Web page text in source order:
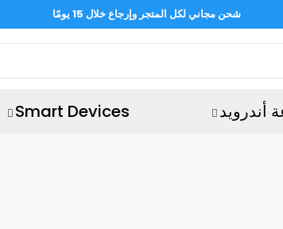
شحن مجاني لكل المتجر وإرجاع خلال 15 يومًا
أندرويد Smart Devices